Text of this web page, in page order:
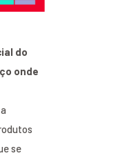
do
onde
se